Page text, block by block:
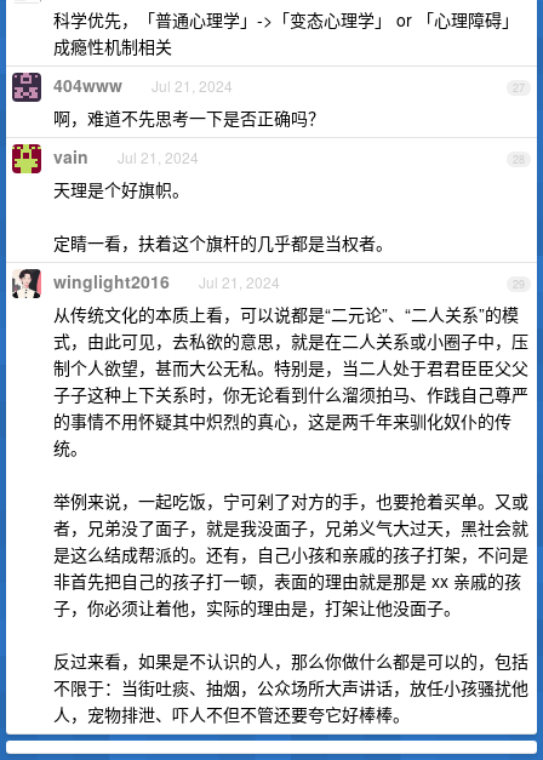
科学优先，「普通心理学」->「变态心理学」 or 「心理障碍」
成瘾性机制相关
27
404www Jul 21, 2024
啊，难道不先思考一下是否正确吗？
28
vain Jul 21, 2024
天理是个好旗帜。
定睛一看，扶着这个旗杆的几乎都是当权者。
29
winglight2016 Jul 21, 2024
从传统文化的本质上看，可以说都是“二元论”、“二人关系”的模
式，由此可见，去私欲的意思，就是在二人关系或小圈子中，压
制个人欲望，甚而大公无私。特别是，当二人处于君君臣臣父父
子子这种上下关系时，你无论看到什么溜须拍马、作践自己尊严
的事情不用怀疑其中炽烈的真心，这是两千年来驯化奴仆的传
统。
举例来说，一起吃饭，宁可剁了对方的手，也要抢着买单。又或
者，兄弟没了面子，就是我没面子，兄弟义气大过天，黑社会就
是这么结成帮派的。还有，自己小孩和亲戚的孩子打架，不问是
非首先把自己的孩子打一顿，表面的理由就是那是 xx 亲戚的孩
子，你必须让着他，实际的理由是，打架让他没面子。
反过来看，如果是不认识的人，那么你做什么都是可以的，包括
不限于：当街吐痰、抽烟，公众场所大声讲话，放任小孩骚扰他
人，宠物排泄、吓人不但不管还要夸它好棒棒。